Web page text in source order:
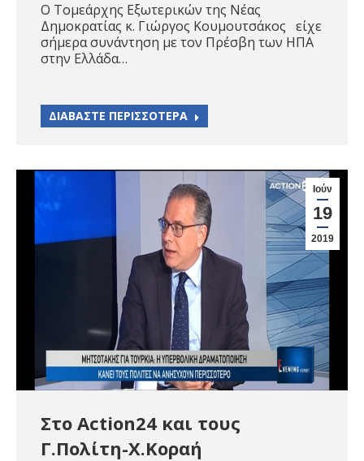
Ο Τομεάρχης Εξωτερικών της Νέας
Δημοκρατίας κ. Γιώργος Κουμουτσάκος είχε
σήμερα συνάντηση με τον Πρέσβη των ΗΠΑ
στην Ελλάδα…
ΔΙΑΒΑΣΤΕ ΠΕΡΙΣΣΟΤΕΡΑ
Ιούν
19
2019
Στο Action24 και τους
Γ.Πολίτη-Χ.Κοραή